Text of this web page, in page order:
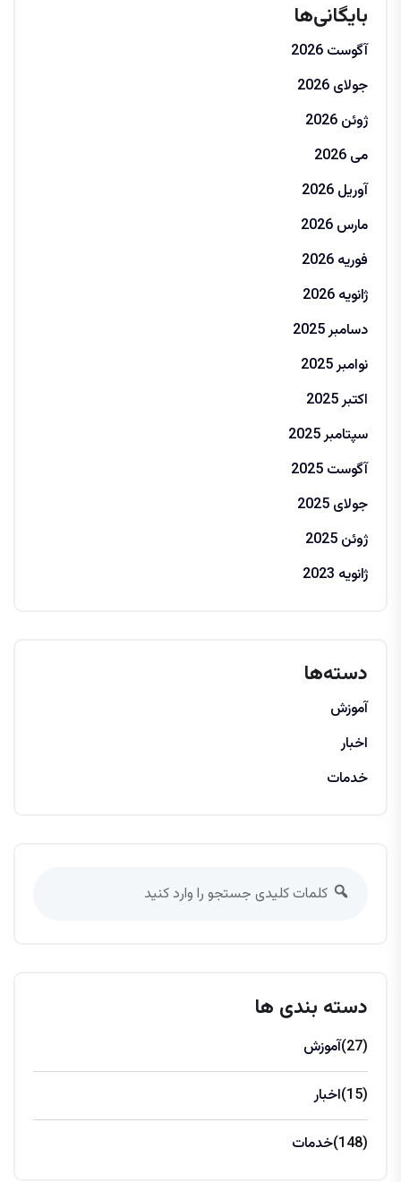
بایگانی‌ها
آگوست 2026
جولای 2026
ژوئن 2026
می 2026
آوریل 2026
مارس 2026
فوریه 2026
ژانویه 2026
دسامبر 2025
نوامبر 2025
اکتبر 2025
سپتامبر 2025
آگوست 2025
جولای 2025
ژوئن 2025
ژانویه 2023
دسته‌ها
آموزش
اخبار
خدمات
دسته بندی ها
آموزش (27)
اخبار (15)
خدمات (148)